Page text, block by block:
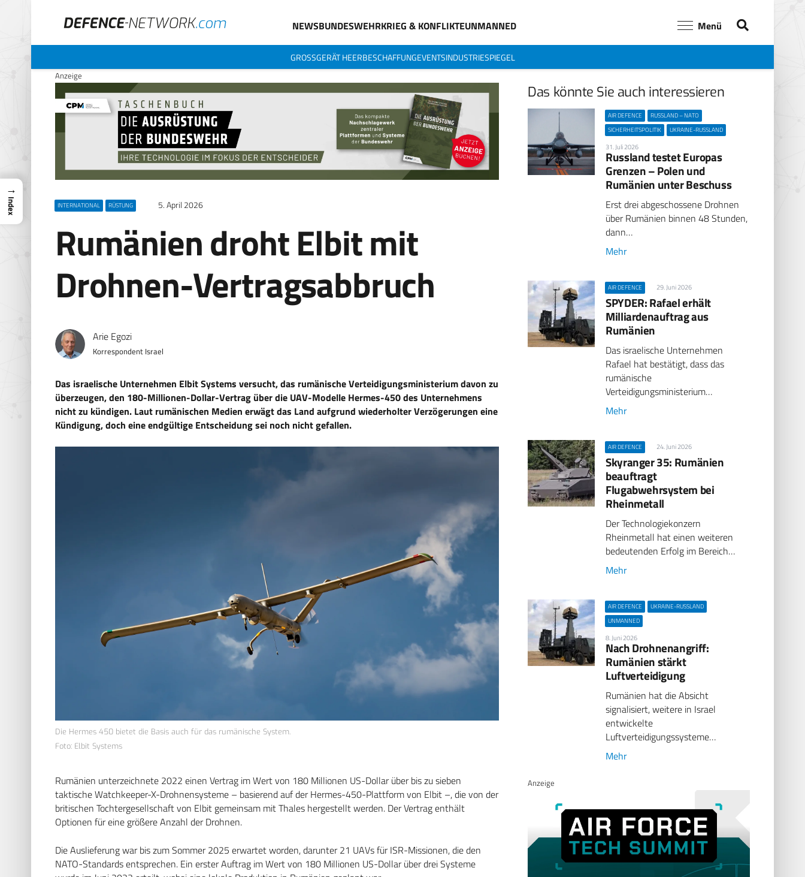
NEWSBUNDESWEHRKRIEG & KONFLIKTEUNMANNED Menü
GROSSGERÄT HEERBESCHAFFUNGEVENTSINDUSTRIESPIEGEL
Anzeige
INTERNATIONAL RÜSTUNG 5. April 2026
Rumänien droht Elbit mit
Drohnen-Vertragsabbruch
Arie Egozi
Korrespondent Israel
Das israelische Unternehmen Elbit Systems versucht, das rumänische Verteidigungsministerium davon zu
überzeugen, den 180-Millionen-Dollar-Vertrag über die UAV-Modelle Hermes-450 des Unternehmens
nicht zu kündigen. Laut rumänischen Medien erwägt das Land aufgrund wiederholter Verzögerungen eine
Kündigung, doch eine endgültige Entscheidung sei noch nicht gefallen.
Die Hermes 450 bietet die Basis auch für das rumänische System.
Foto: Elbit Systems
Rumänien unterzeichnete 2022 einen Vertrag im Wert von 180 Millionen US-Dollar über bis zu sieben
taktische Watchkeeper-X-Drohnensysteme – basierend auf der Hermes-450-Plattform von Elbit –, die von der
britischen Tochtergesellschaft von Elbit gemeinsam mit Thales hergestellt werden. Der Vertrag enthält
Optionen für eine größere Anzahl der Drohnen.
Die Auslieferung war bis zum Sommer 2025 erwartet worden, darunter 21 UAVs für ISR-Missionen, die den
NATO-Standards entsprechen. Ein erster Auftrag im Wert von 180 Millionen US-Dollar über drei Systeme
Das könnte Sie auch interessieren
AIR DEFENCE
RUSSLAND – NATO
SICHERHEITSPOLITIK
UKRAINE-RUSSLAND
31. Juli 2026
Russland testet Europas
Grenzen – Polen und
Rumänien unter Beschuss
Erst drei abgeschossene Drohnen
über Rumänien binnen 48 Stunden,
dann…
Mehr
AIR DEFENCE 29. Juni 2026
SPYDER: Rafael erhält
Milliardenauftrag aus
Rumänien
Das israelische Unternehmen
Rafael hat bestätigt, dass das
rumänische
Verteidigungsministerium…
Mehr
AIR DEFENCE 24. Juni 2026
Skyranger 35: Rumänien
beauftragt
Flugabwehrsystem bei
Rheinmetall
Der Technologiekonzern
Rheinmetall hat einen weiteren
bedeutenden Erfolg im Bereich…
Mehr
AIR DEFENCE
UKRAINE-RUSSLAND
UNMANNED
8. Juni 2026
Nach Drohnenangriff:
Rumänien stärkt
Luftverteidigung
Rumänien hat die Absicht
signalisiert, weitere in Israel
entwickelte
Luftverteidigungssysteme…
Mehr
Anzeige
→
Index